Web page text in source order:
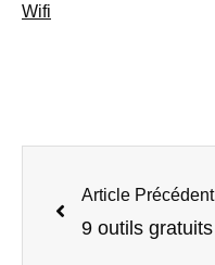
Wifi
Article Précédent